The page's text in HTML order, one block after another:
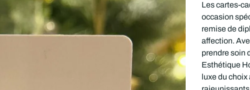
Les cartes-
occasion
remise de
affection.
prendre soin
Esthétique
luxe du